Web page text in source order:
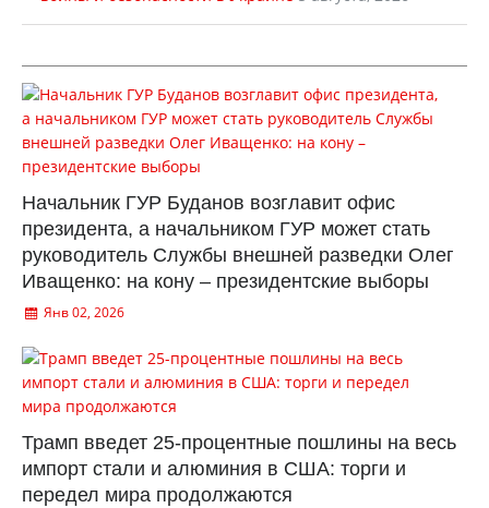
Начальник ГУР Буданов возглавит офис
президента, а начальником ГУР может стать
руководитель Службы внешней разведки Олег
Иващенко: на кону – президентские выборы
Янв 02, 2026
Трамп введет 25-процентные пошлины на весь
импорт стали и алюминия в США: торги и
передел мира продолжаются